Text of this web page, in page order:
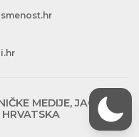
MEDIJE, JAGIĆEVA